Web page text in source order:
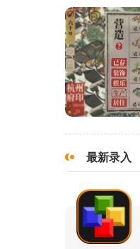
最新录入